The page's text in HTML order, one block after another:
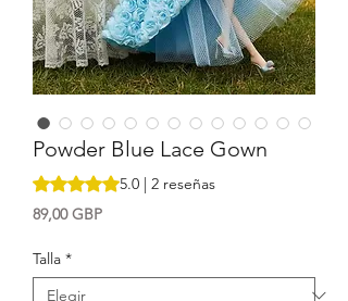
Powder Blue Lace Gown
Según 2 reseñas, la calificación es de
5.0 | 2 reseñas
89,00 GBPPrecio
Talla *